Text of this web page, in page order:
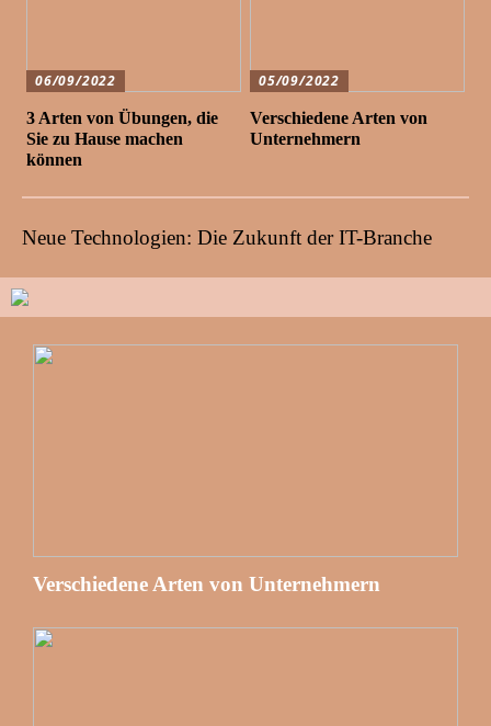
06/09/2022
3 Arten von Übungen, die
Sie zu Hause machen
können
05/09/2022
Verschiedene Arten von
Unternehmern
Neue Technologien: Die Zukunft der IT-Branche
Verschiedene Arten von Unternehmern